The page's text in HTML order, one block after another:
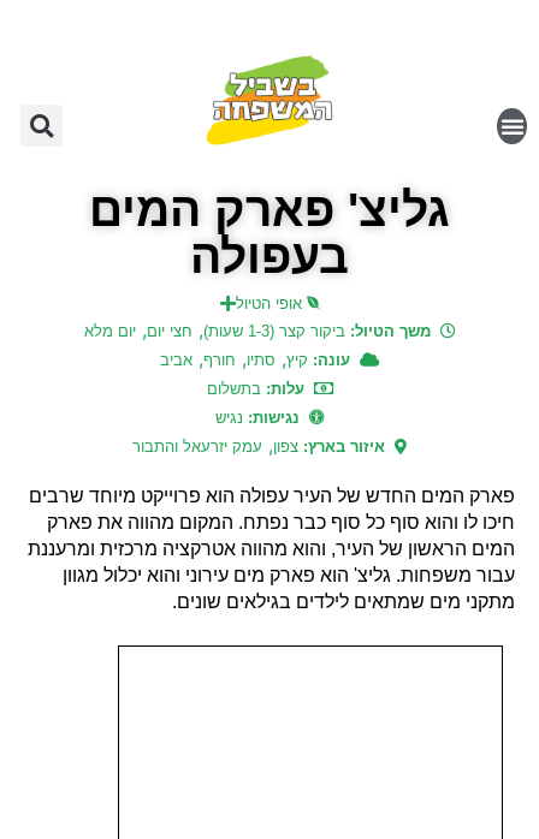
גליצ' פארק המים
בעפולה
אופי הטיול
משך הטיול:ביקור קצר (1-3 שעות) , חצי יום, יום מלא
עונה: קיץ, סתיו, חורף, אביב
עלות:בתשלום
נגישות: נגיש
איזור בארץ: צפון, עמק יזרעאל והתבור
פארק המים החדש של העיר עפולה הוא פרוייקט מיוחד שרבים
חיכו לו והוא סוף כל סוף כבר נפתח. המקום מהווה את פארק
המים הראשון של העיר, והוא מהווה אטרקציה מרכזית ומרעננת
עבור משפחות. גליצ' הוא פארק מים עירוני והוא יכלול מגוון
מתקני מים שמתאים לילדים בגילאים שונים.